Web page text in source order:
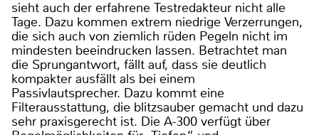
sieht auch der erfahrene Testredakteur nicht alle
Tage. Dazu kommen extrem niedrige Verzerrungen,
die sich auch von ziemlich rüden Pegeln nicht im
mindesten beeindrucken lassen. Betrachtet man
die Sprungantwort, fällt auf, dass sie deutlich
kompakter ausfällt als bei einem
Passivlautsprecher. Dazu kommt eine
Filterausstattung, die blitzsauber gemacht und dazu
sehr praxisgerecht ist. Die A-300 verfügt über